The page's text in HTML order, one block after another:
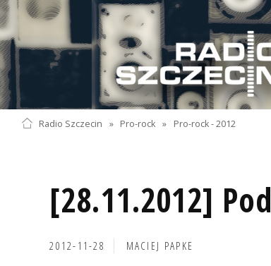
Radio Szczecin » Pro-rock » Pro-rock - 2012
[28.11.2012]
2012-11-28 MACIEJ PAPKE